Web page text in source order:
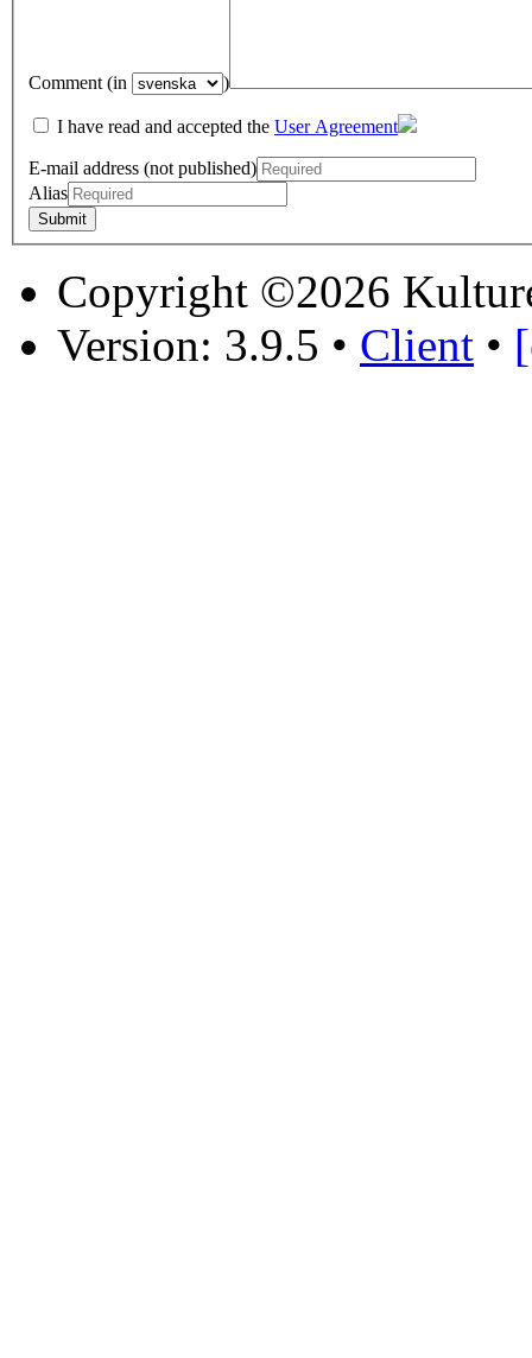
Comment (in )
I have read and accepted the User Agreement
E-mail address (not published)
Alias
Copyright ©2026
Version: 3.9.5 • Client •